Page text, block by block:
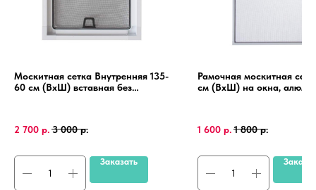
Москитная сетка Внутренняя 135-
60 см (ВхШ) вставная без
2 700 р. 3 000 р.
Заказать
Рамочная москитная
см (ВхШ) на окна,
1 600 р. 1 800 р.